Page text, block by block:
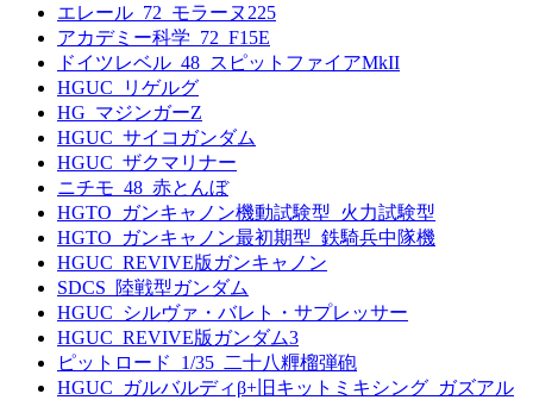
エレール_72_モラーヌ225
アカデミー科学_72_F15E
ドイツレベル_48_スピットファイアMkII
HGUC_リゲルグ
HG_マジンガーZ
HGUC_サイコガンダム
HGUC_ザクマリナー
ニチモ_48_赤とんぼ
HGTO_ガンキャノン機動試験型_火力試験型
HGTO_ガンキャノン最初期型_鉄騎兵中隊機
HGUC_REVIVE版ガンキャノン
SDCS_陸戦型ガンダム
HGUC_シルヴァ・バレト・サプレッサー
HGUC_REVIVE版ガンダム3
ピットロード_1/35_二十八糎榴弾砲
HGUC_ガルバルディβ+旧キットミキシング_ガズアル